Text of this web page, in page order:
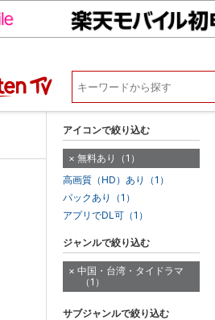
アイコンで絞り込む
無料あり（1）
高画質（HD）あり（1）
パックあり（1）
アプリでDL可（1）
ジャンルで絞り込む
中国・台湾・タイドラマ
（1）
サブジャンルで絞り込む